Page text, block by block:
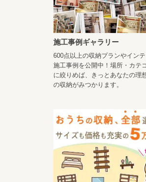
施工事例ギャラリー
600点以上の収納プランやイン
施工事例を公開中！場所・カテ
に絞りめば、きっとあなたの理
の収納がみつかります。